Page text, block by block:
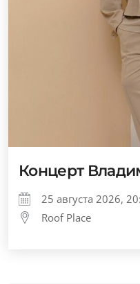
Концерт
25 августа 2026,
Roof Place